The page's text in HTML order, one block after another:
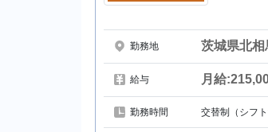
勤務地 茨城県北
給与 月給
勤務時間 交替制（シフ